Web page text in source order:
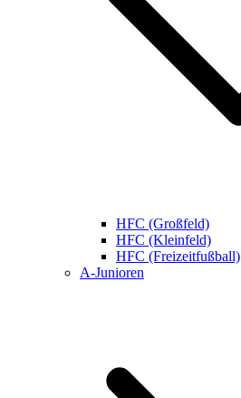
HFC (Großfeld)
HFC (Kleinfeld)
HFC (Freizeitfußball)
A-Junioren